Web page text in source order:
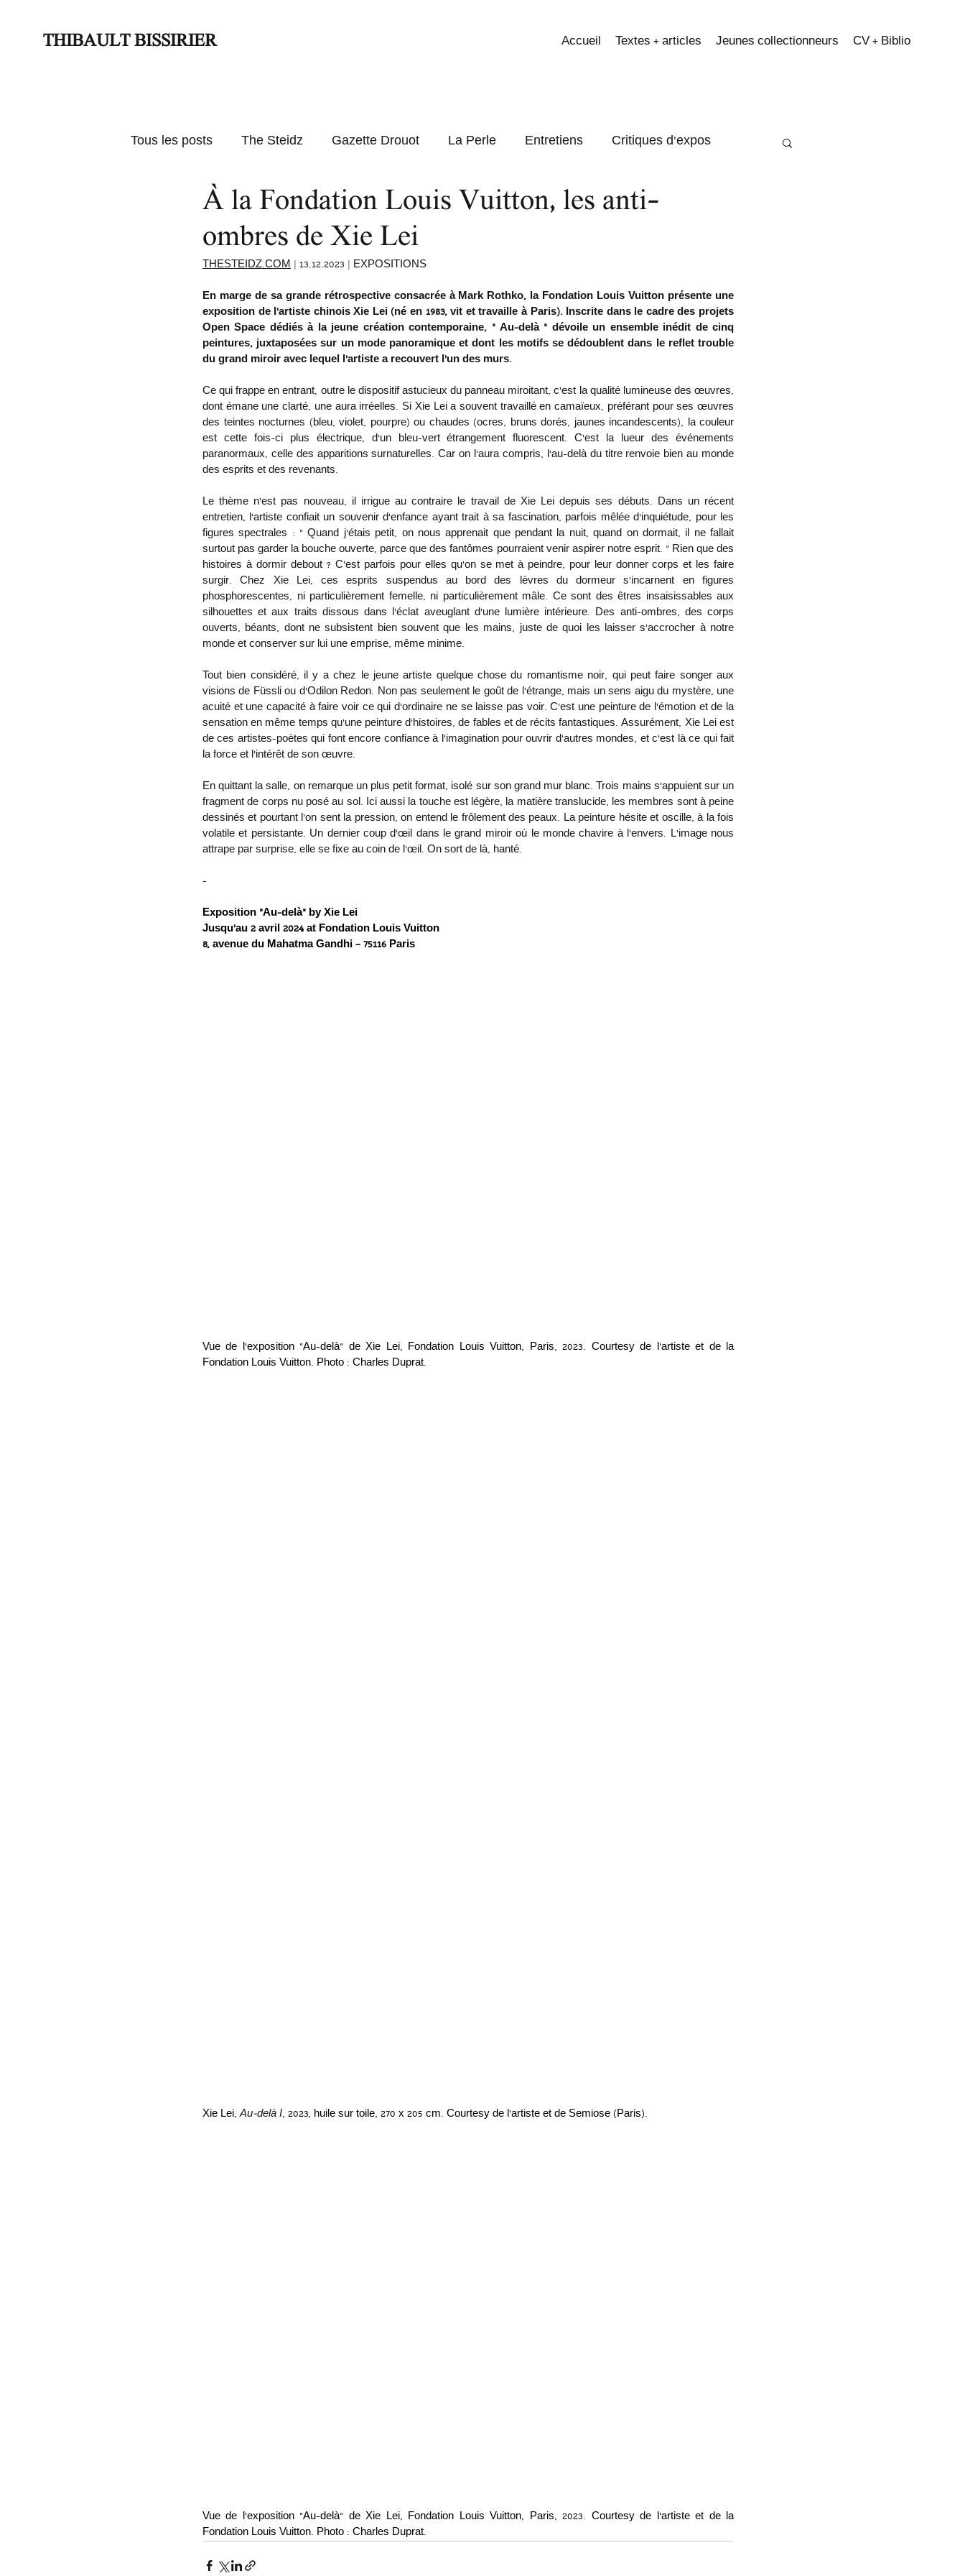
THIBAULT BISSIRIER Accueil Textes + articles Jeunes collectionneurs CV + Biblio
Tous les posts The Steidz Gazette Drouot La Perle Entretiens Critiques d'expos
Textes d'expos Focus
À la Fondation Louis Vuitton, les anti-
ombres de Xie Lei
THESTEIDZ.COM | 13.12.2023 | EXPOSITIONS
En marge de sa grande rétrospective consacrée à Mark Rothko, la Fondation Louis Vuitton présente une
exposition de l’artiste chinois Xie Lei (né en 1983, vit et travaille à Paris). Inscrite dans le cadre des projets
Open Space dédiés à la jeune création contemporaine, « Au-delà » dévoile un ensemble inédit de cinq
peintures, juxtaposées sur un mode panoramique et dont les motifs se dédoublent dans le reflet trouble
du grand miroir avec lequel l’artiste a recouvert l’un des murs.
Ce qui frappe en entrant, outre le dispositif astucieux du panneau miroitant, c’est la qualité lumineuse des œuvres,
dont émane une clarté, une aura irréelles. Si Xie Lei a souvent travaillé en camaïeux, préférant pour ses œuvres
des teintes nocturnes (bleu, violet, pourpre) ou chaudes (ocres, bruns dorés, jaunes incandescents), la couleur
est cette fois-ci plus électrique, d’un bleu-vert étrangement fluorescent. C’est la lueur des événements
paranormaux, celle des apparitions surnaturelles. Car on l’aura compris, l’au-delà du titre renvoie bien au monde
des esprits et des revenants.
Le thème n’est pas nouveau, il irrigue au contraire le travail de Xie Lei depuis ses débuts. Dans un récent
entretien, l’artiste confiait un souvenir d’enfance ayant trait à sa fascination, parfois mêlée d’inquiétude, pour les
figures spectrales : « Quand j’étais petit, on nous apprenait que pendant la nuit, quand on dormait, il ne fallait
surtout pas garder la bouche ouverte, parce que des fantômes pourraient venir aspirer notre esprit. » Rien que des
histoires à dormir debout ? C’est parfois pour elles qu’on se met à peindre, pour leur donner corps et les faire
surgir. Chez Xie Lei, ces esprits suspendus au bord des lèvres du dormeur s’incarnent en figures
phosphorescentes, ni particulièrement femelle, ni particulièrement mâle. Ce sont des êtres insaisissables aux
silhouettes et aux traits dissous dans l’éclat aveuglant d’une lumière intérieure. Des anti-ombres, des corps
ouverts, béants, dont ne subsistent bien souvent que les mains, juste de quoi les laisser s’accrocher à notre
monde et conserver sur lui une emprise, même minime.
Tout bien considéré, il y a chez le jeune artiste quelque chose du romantisme noir, qui peut faire songer aux
visions de Füssli ou d’Odilon Redon. Non pas seulement le goût de l’étrange, mais un sens aigu du mystère, une
acuité et une capacité à faire voir ce qui d’ordinaire ne se laisse pas voir. C’est une peinture de l’émotion et de la
sensation en même temps qu’une peinture d’histoires, de fables et de récits fantastiques. Assurément, Xie Lei est
de ces artistes-poètes qui font encore confiance à l’imagination pour ouvrir d’autres mondes, et c’est là ce qui fait
la force et l’intérêt de son œuvre.
En quittant la salle, on remarque un plus petit format, isolé sur son grand mur blanc. Trois mains s’appuient sur un
fragment de corps nu posé au sol. Ici aussi la touche est légère, la matière translucide, les membres sont à peine
dessinés et pourtant l’on sent la pression, on entend le frôlement des peaux. La peinture hésite et oscille, à la fois
volatile et persistante. Un dernier coup d’œil dans le grand miroir où le monde chavire à l’envers. L’image nous
attrape par surprise, elle se fixe au coin de l’œil. On sort de là, hanté.
-
Exposition “Au-delà” by Xie Lei
Jusqu’au 2 avril 2024 at Fondation Louis Vuitton
8, avenue du Mahatma Gandhi – 75116 Paris
Vue de l’exposition “Au-delà” de Xie Lei, Fondation Louis Vuitton, Paris, 2023. Courtesy de l’artiste et de la
Fondation Louis Vuitton. Photo : Charles Duprat.
Xie Lei, Au-delà I, 2023, huile sur toile, 270 x 205 cm. Courtesy de l’artiste et de Semiose (Paris).
Vue de l’exposition “Au-delà” de Xie Lei, Fondation Louis Vuitton, Paris, 2023. Courtesy de l’artiste et de la
Fondation Louis Vuitton. Photo : Charles Duprat.